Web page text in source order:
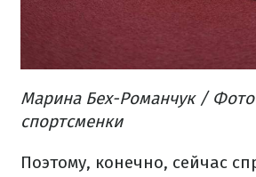
Марина Бех-Романчук / Фото
спортсменки
Поэтому, конечно, сейчас